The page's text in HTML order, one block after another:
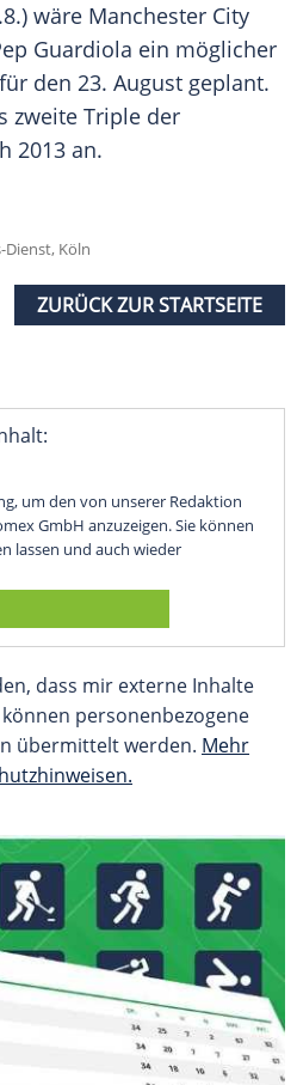
wäre Manchester City
Guardiola ein möglicher
den 23. August geplant.
zweite Triple der
2013 an.
Köln
ZURÜCK ZUR STARTSEITE
um den von unserer Redaktion
GmbH anzuzeigen. Sie können
lassen und auch wieder
dass mir externe Inhalte
personenbezogene
übermittelt werden. Mehr